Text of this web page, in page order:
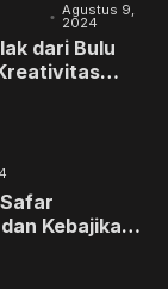
Agustus 9,
2024
dari Bulu
Kebajikan
Kalender